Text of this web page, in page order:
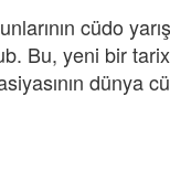
cüdo
Bu, yeni bir
dünya